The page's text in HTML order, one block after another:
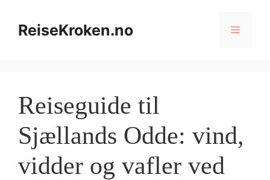
innholdReiseKroken.no Meny
Reiseguide til
Sjællands Odde: vind,
vidder og vafler ved